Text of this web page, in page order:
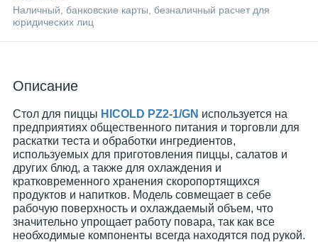
Наличный, банковские карты, безналичный расчет для
юридических лиц
Описание
Стол для пиццы HICOLD PZ2-1/GN используется на
предприятиях общественного питания и торговли для
раскатки теста и обработки ингредиентов,
используемых для приготовления пиццы, салатов и
других блюд, а также для охлаждения и
кратковременного хранения скоропортящихся
продуктов и напитков. Модель совмещает в себе
рабочую поверхность и охлаждаемый объем, что
значительно упрощает работу повара, так как все
необходимые компоненты всегда находятся под рукой.